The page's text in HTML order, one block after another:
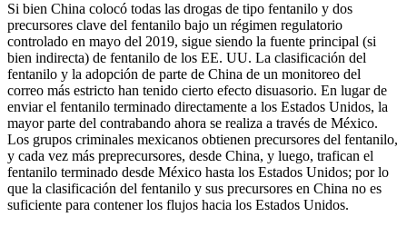
Si bien China colocó todas las drogas de tipo fentanilo y dos
precursores clave del fentanilo bajo un régimen regulatorio
controlado en mayo del 2019, sigue siendo la fuente principal (si
bien indirecta) de fentanilo de los EE. UU. La clasificación del
fentanilo y la adopción de parte de China de un monitoreo del
correo más estricto han tenido cierto efecto disuasorio. En lugar de
enviar el fentanilo terminado directamente a los Estados Unidos, la
mayor parte del contrabando ahora se realiza a través de México.
Los grupos criminales mexicanos obtienen precursores del fentanilo,
y cada vez más preprecursores, desde China, y luego, trafican el
fentanilo terminado desde México hasta los Estados Unidos; por lo
que la clasificación del fentanilo y sus precursores en China no es
suficiente para contener los flujos hacia los Estados Unidos.